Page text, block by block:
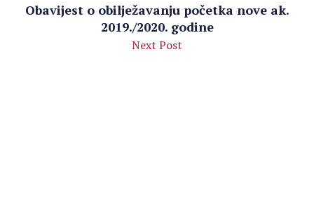
Obavijest o obilježavanju početka nove ak.
2019./2020. godine
Next Post